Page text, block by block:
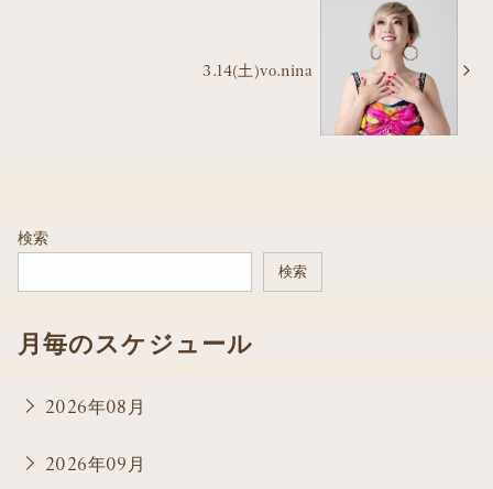
3.14(土)vo.nina
検索
検索
月毎のスケジュール
2026年08月
2026年09月